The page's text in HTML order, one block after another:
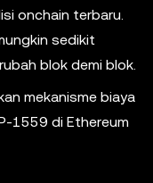
onchain terbaru.
sedikit
blok demi blok.
mekanisme biaya
1559 di Ethereum